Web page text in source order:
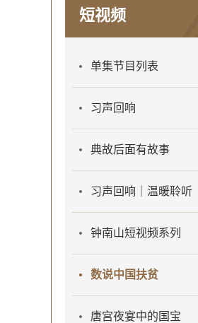
短视频
单集节目列表
习声回响
典故后面有故事
习声回响｜温暖聆听
钟南山短视频系列
数说中国扶贫
唐宫夜宴中的国宝